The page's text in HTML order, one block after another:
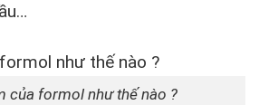
của formol như thế nào ?